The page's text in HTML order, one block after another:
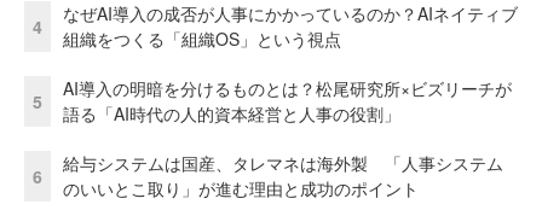
4
なぜAI導入の成否が人事にかかっているのか？AIネイティブ
組織をつくる「組織OS」という視点
5
AI導入の明暗を分けるものとは？松尾研究所×ビズリーチが
語る「AI時代の人的資本経営と人事の役割」
6
給与システムは国産、タレマネは海外製 「人事システム
のいいとこ取り」が進む理由と成功のポイント